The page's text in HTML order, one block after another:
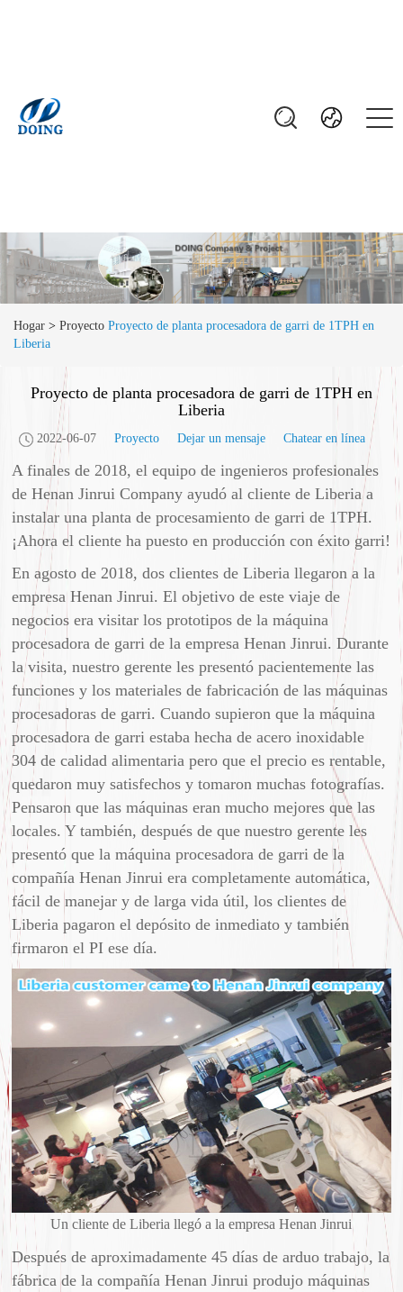
Hogar > Proyecto Proyecto de planta procesadora de garri de 1TPH en
Liberia
Proyecto de planta procesadora de garri de 1TPH en
Liberia
2022-06-07 Proyecto Dejar un mensaje Chatear en línea
A finales de 2018, el equipo de ingenieros profesionales
de Henan Jinrui Company ayudó al cliente de Liberia a
instalar una planta de procesamiento de garri de 1TPH.
¡Ahora el cliente ha puesto en producción con éxito garri!
En agosto de 2018, dos clientes de Liberia llegaron a la
empresa Henan Jinrui. El objetivo de este viaje de
negocios era visitar los prototipos de la máquina
procesadora de garri de la empresa Henan Jinrui. Durante
la visita, nuestro gerente les presentó pacientemente las
funciones y los materiales de fabricación de las máquinas
procesadoras de garri. Cuando supieron que la máquina
procesadora de garri estaba hecha de acero inoxidable
304 de calidad alimentaria pero que el precio es rentable,
quedaron muy satisfechos y tomaron muchas fotografías.
Pensaron que las máquinas eran mucho mejores que las
locales. Y también, después de que nuestro gerente les
presentó que la máquina procesadora de garri de la
compañía Henan Jinrui era completamente automática,
fácil de manejar y de larga vida útil, los clientes de
Liberia pagaron el depósito de inmediato y también
firmaron el PI ese día.
Un cliente de Liberia llegó a la empresa Henan Jinrui
Después de aproximadamente 45 días de arduo trabajo, la
fábrica de la compañía Henan Jinrui produjo máquinas